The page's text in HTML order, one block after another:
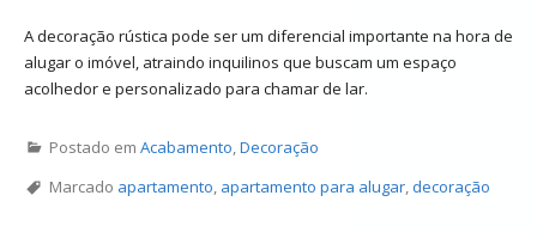
A decoração rústica pode ser um diferencial importante na hora de
alugar o imóvel, atraindo inquilinos que buscam um espaço
acolhedor e personalizado para chamar de lar.
Postado em Acabamento,Decoração
Marcado apartamento, apartamento para alugar,decoração